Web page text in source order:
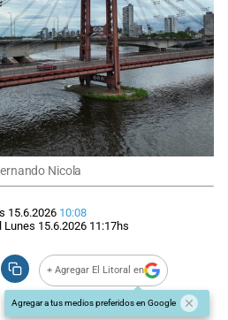
Nicola
15.6.2026 10:08
Lunes 15.6.2026 11:17hs
+ Agregar El Litoral en
Agregar a tus medios preferidos en Google